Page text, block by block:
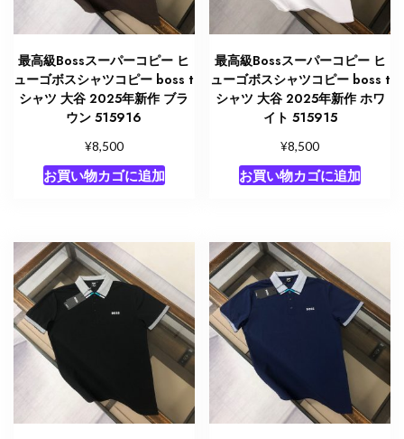
最高級Bossスーパーコピー ヒ
ューゴボスシャツコピー boss t
シャツ 大谷 2025年新作 ブラ
ウン 515916
¥8,500
お買い物カゴに追加
最高級Bossスーパーコピー ヒ
ューゴボスシャツコピー boss t
シャツ 大谷 2025年新作 ホワ
イト 515915
¥8,500
お買い物カゴに追加